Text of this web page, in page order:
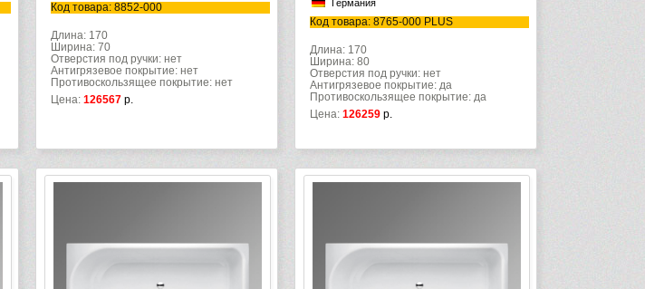
Код товара: 8852-000
Длина: 170
Ширина: 70
Отверстия под ручки: нет
Антигрязевое покрытие: нет
Противоскользящее покрытие: нет
Цена: 126567 р.
Германия
Код товара: 8765-000 PLUS
Длина: 170
Ширина: 80
Отверстия под ручки: нет
Антигрязевое покрытие: да
Противоскользящее покрытие: да
Цена: 126259 р.